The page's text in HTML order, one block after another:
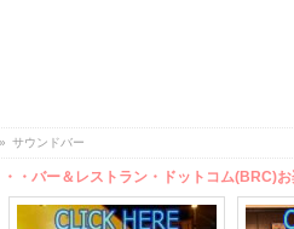
» サウンドバー
・バー＆レストラン・ドットコム(BRC)